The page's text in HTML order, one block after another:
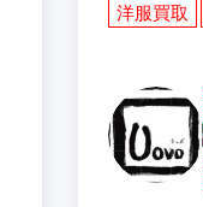
洋服買取